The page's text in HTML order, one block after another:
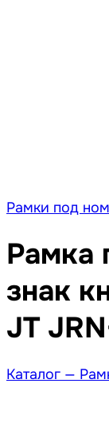
Рамки под
Рамка
знак
JT
Каталог —